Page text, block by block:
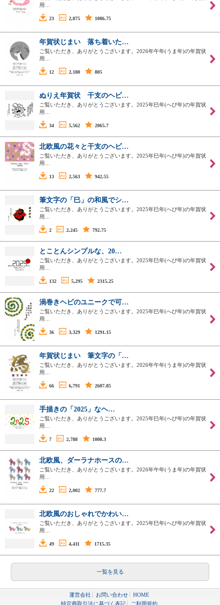
用…
23 2,875 1086.75
年賀状じまい 落ち着いた…
ご覧いただき、ありがとうございます。2026年午年(うま年)の年賀状
用…
12 2,180 805
ぬりえ年賀状 干支のヘビ…
ご覧いただき、ありがとうございます。2025年巳年(へび年)の年賀状
用…
34 5,562 2065.7
北欧風の花々と干支のヘビ…
ご覧いただき、ありがとうございます。2025年巳年(へび年)の年賀状
用…
13 2,563 942.55
筆文字の「巳」の和風でシ…
ご覧いただき、ありがとうございます。2025年巳年(へび年)の年賀状
用…
2 2,245 792.75
とことんシンプルな、20…
ご覧いただき、ありがとうございます。2025年巳年(へび年)の年賀状
用…
132 5,295 2315.25
渦巻きヘビのユニークで可…
ご覧いただき、ありがとうございます。2025年巳年(へび年)の年賀状
用…
36 3,329 1291.15
年賀状じまい 筆文字の「…
ご覧いただき、ありがとうございます。2026年午年(うま年)の年賀状
用…
66 6,791 2607.85
手描きの「2025」なヘ…
ご覧いただき、ありがとうございます。2025年巳年(へび年)の年賀状
用…
7 2,788 1000.3
北欧風、ダーラナホースの…
ご覧いただき、ありがとうございます。2026年午年(うま年)の年賀状
用…
22 2,002 777.7
北欧風のおしゃれでかわい…
ご覧いただき、ありがとうございます。2025年巳年(へび年)の年賀状
用…
49 4,411 1715.35
一覧を見る
運営会社 お問い合わせ
HOME
特定商取引法に基づく表記
ご利用規約